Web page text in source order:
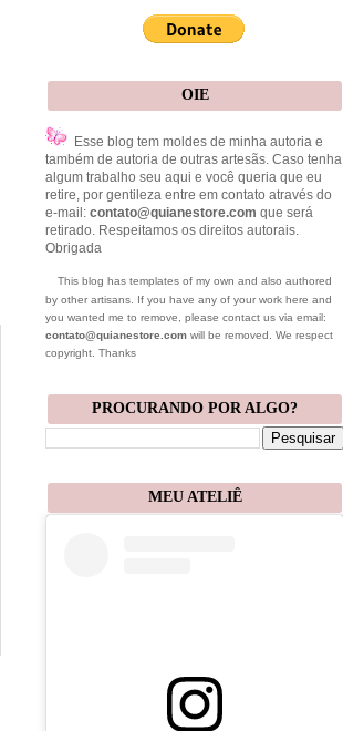
OIE
Esse blog tem moldes de minha autoria e
também de autoria de outras artesãs. Caso tenha
algum trabalho seu aqui e você queria que eu
retire, por gentileza entre em contato através do
e-mail: contato@quianestore.com que será
retirado. Respeitamos os direitos autorais.
Obrigada
This blog has templates of my own and also authored
by other artisans. If you have any of your work here and
you wanted me to remove, please contact us via email:
contato@quianestore.com will be removed. We respect
copyright. Thanks
PROCURANDO POR ALGO?
MEU ATELIÊ